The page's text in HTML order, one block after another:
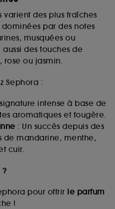
varient des plus fraîches
par des notes
musquées ou
des touches de
ou jasmin.
Sephora :
intense à base de
aromatiques et fougère.
: Un succès depuis des
de mandarine, menthe,
cuir.
?
pour offrir le parfum
!